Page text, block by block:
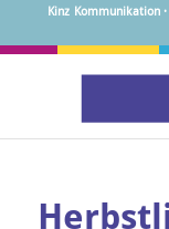
Kinz Kommunikation